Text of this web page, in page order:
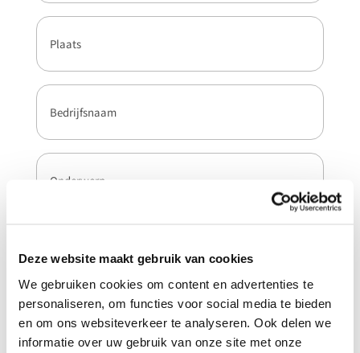
Deze website maakt gebruik van cookies
We gebruiken cookies om content en advertenties te
personaliseren, om functies voor social media te bieden
en om ons websiteverkeer te analyseren. Ook delen we
informatie over uw gebruik van onze site met onze
Plaats
Bedrijfsnaam
Onderwerp